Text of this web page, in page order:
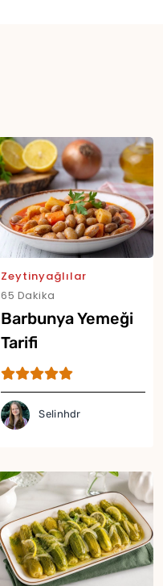
Zeytinyağlılar
65 Dakika
Barbunya Yemeği
Tarifi
Selinhdr